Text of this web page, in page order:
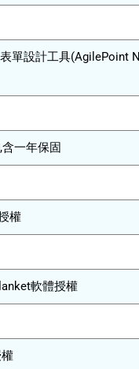
單設計工具(AgilePoint
一年保固
權
軟體授權